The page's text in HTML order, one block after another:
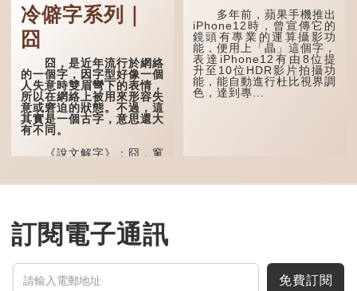
「朤朤乾坤，捨我其
誰。」乾坤是《周易》中的
兩個卦名，這裏指天地、宇
宙等，形容政治清明，天下
太平！
「天空朤朤，任鳥兒高
飛。」也是指天清氣明，鳥
兒可高飛。
「朤朤脆脆」就是形容
辦事爽快乾脆。我們熟...
冷僻字系列｜
囧
囧，是近年流行於網絡
的一個字，因字型好像一個
人失意時雙眉彎下的表情，
所以在網絡上被用來形容失
意或窘迫的狀態。不過，這
其實是一個古字，意思還大
有不同。
《說文解字》：囧，窻
一樣都是「窗」的象形字。
種黍。
這個古字十分少用，直
行表情符號，這個字也被網
民當做表情符號來用。
多年前，蘋果手機推出
iPhone12時，曾宣傳它的
鏡頭有專業的運算攝影功
能，便用上「瞐」這個字，
表達iPhone12有由8位提
升至10位HDR影片拍攝功
能，能自動進行杜比視界調
色，達到專...
訂閱電子通訊
免費訂閱